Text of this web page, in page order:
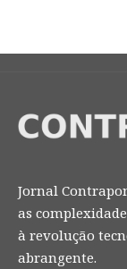
Jornal
as
à revolução
abrangente.